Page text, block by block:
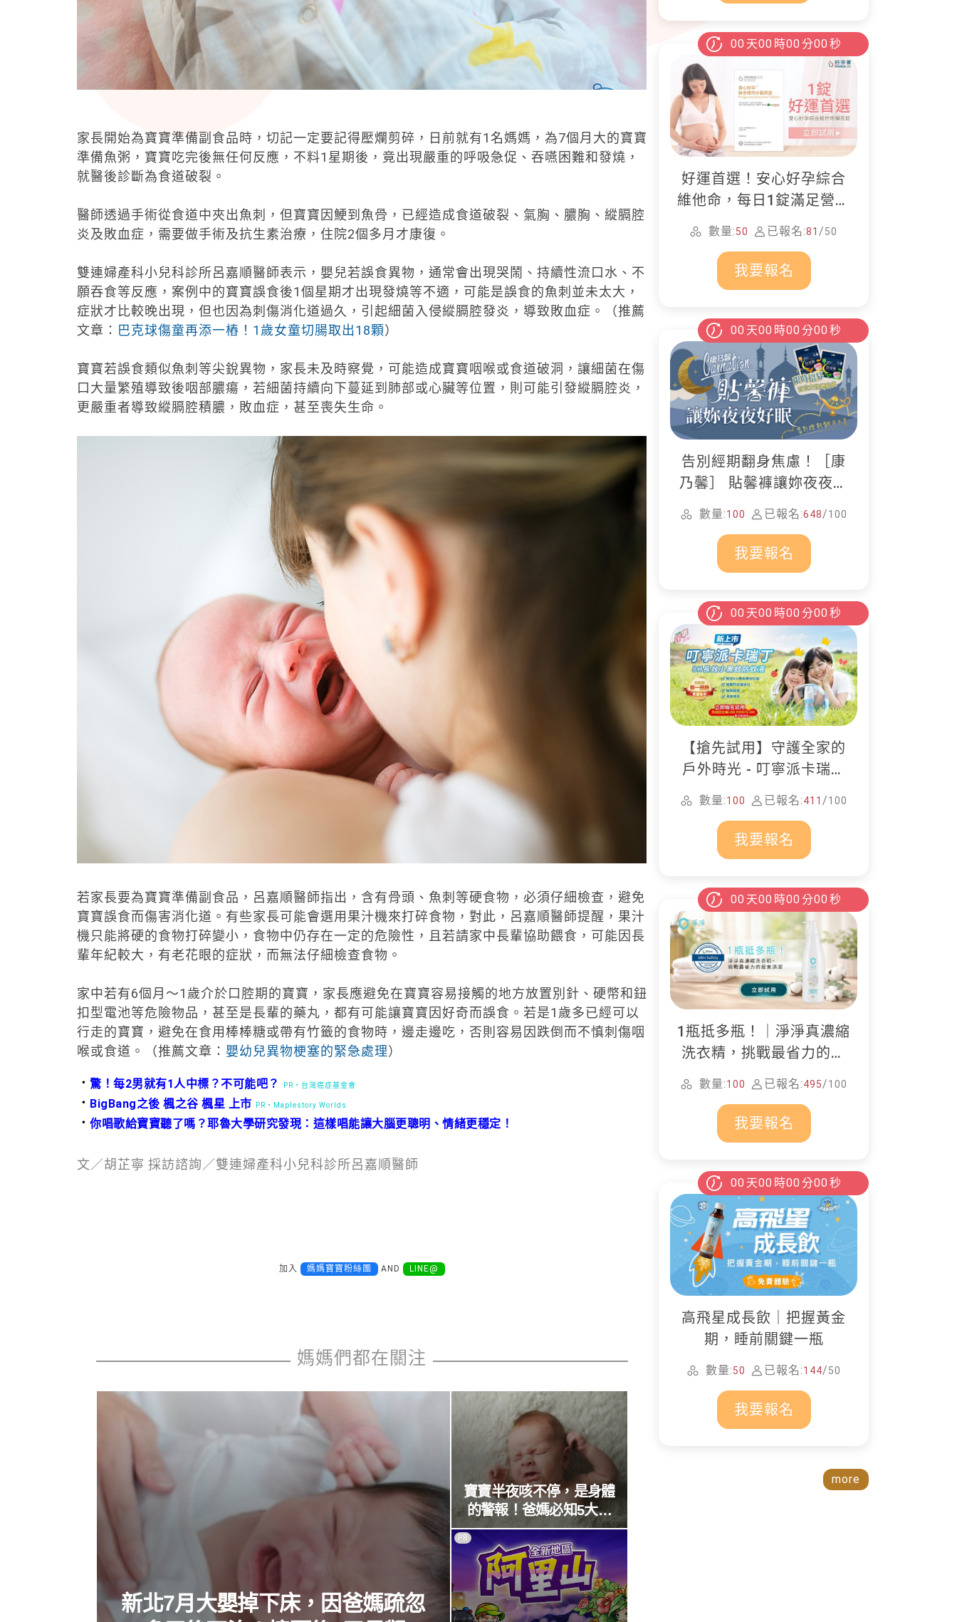
家長開始為寶寶準備副食品時，切記一定要記得壓爛剪碎，日前就有1名媽媽，為7個月大的寶寶
準備魚粥，寶寶吃完後無任何反應，不料1星期後，竟出現嚴重的呼吸急促、吞嚥困難和發燒，
就醫後診斷為食道破裂。
醫師透過手術從食道中夾出魚刺，但寶寶因鯁到魚骨，已經造成食道破裂、氣胸、膿胸、縱膈腔
炎及敗血症，需要做手術及抗生素治療，住院2個多月才康復。
雙連婦產科小兒科診所呂嘉順醫師表示，嬰兒若誤食異物，通常會出現哭鬧、持續性流口水、不
願吞食等反應，案例中的寶寶誤食後1個星期才出現發燒等不適，可能是誤食的魚刺並未太大，
症狀才比較晚出現，但也因為刺傷消化道過久，引起細菌入侵縱膈腔發炎，導致敗血症。（推薦
文章： 巴克球傷童再添一樁！1歲女童切腸取出18顆）
寶寶若誤食類似魚刺等尖銳異物，家長未及時察覺，可能造成寶寶咽喉或食道破洞，讓細菌在傷
口大量繁殖導致後咽部膿瘍，若細菌持續向下蔓延到肺部或心臟等位置，則可能引發縱膈腔炎，
更嚴重者導致縱膈腔積膿，敗血症，甚至喪失生命。
若家長要為寶寶準備副食品，呂嘉順醫師指出，含有骨頭、魚刺等硬食物，必須仔細檢查，避免
寶寶誤食而傷害消化道。有些家長可能會選用果汁機來打碎食物，對此，呂嘉順醫師提醒，果汁
機只能將硬的食物打碎變小，食物中仍存在一定的危險性，且若請家中長輩協助餵食，可能因長
輩年紀較大，有老花眼的症狀，而無法仔細檢查食物。
家中若有6個月～1歲介於口腔期的寶寶，家長應避免在寶寶容易接觸的地方放置別針、硬幣和鈕
扣型電池等危險物品，甚至是長輩的藥丸，都有可能讓寶寶因好奇而誤食。若是1歲多已經可以
行走的寶寶，避免在食用棒棒糖或帶有竹籤的食物時，邊走邊吃，否則容易因跌倒而不慎刺傷咽
喉或食道。（推薦文章： 嬰幼兒異物梗塞的緊急處理）
．驚！每2男就有1人中標？不可能吧？ PR・台灣癌症基金會
． BigBang之後 楓之谷 楓星 上市 PR・Maplestory Worlds
．你唱歌給寶寶聽了嗎？耶魯大學研究發現：這樣唱能讓大腦更聰明、情緒更穩定！
文／胡芷寧 採訪諮詢／雙連婦產科小兒科診所呂嘉順醫師
加入 媽媽寶寶粉絲團 AND LINE@
媽媽們都在關注
新北7月大嬰掉下床，因爸媽疏忽
寶寶半夜咳不停，是身體
的警報！爸媽必知5大常
見嬰幼兒咳嗽主因
PR
00 天00 時00 分00 秒
好運首選！安心好孕綜合
維他命，每日1錠滿足營養
所需
數量:50 已報名:81 /50
我要報名
00 天00 時00 分00 秒
告別經期翻身焦慮！［康
乃馨］ 貼馨褲讓妳夜夜好
數量:100 已報名:648/100
我要報名
00 天00 時00 分00 秒
【搶先試用】守護全家的
戶外時光 - 叮寧派卡瑞丁
防蚊液
數量:100 已報名:411 /100
我要報名
00 天00 時00 分00 秒
1瓶抵多瓶！｜淨淨真濃縮
洗衣精，挑戰最省力的居
家清潔
數量:100 已報名:495/100
我要報名
00 天00 時00 分00 秒
高飛星成長飲｜把握黃金
期，睡前關鍵一瓶
數量:50 已報名:144/50
我要報名
more